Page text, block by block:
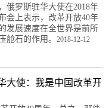
俄罗斯驻华大使在2018年
会上表示，改革开放40年
发展速度在全世界是前所
舱石的作用。 2018-12-12
大使：我是中国改革开